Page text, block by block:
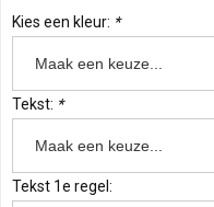
Kies een kleur: *
Tekst: *
Tekst 1e regel: